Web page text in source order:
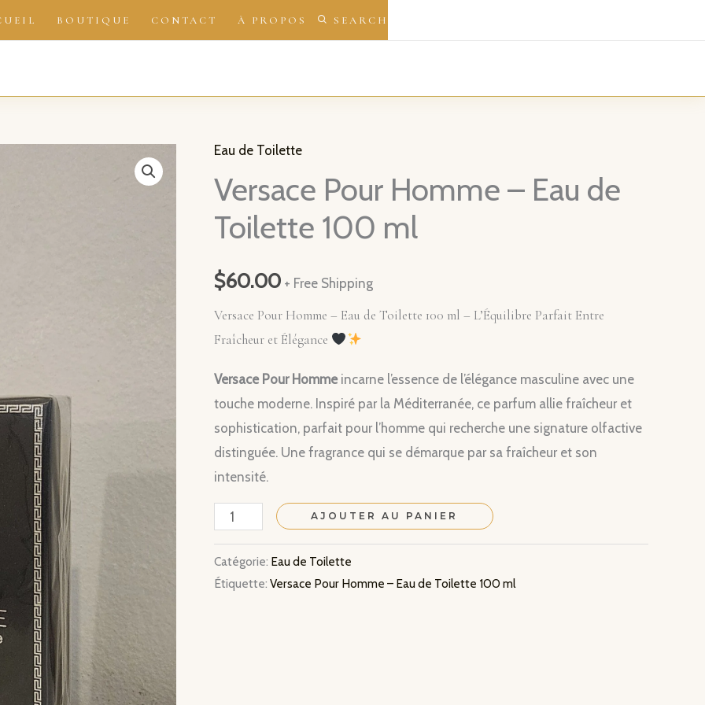
BOUTIQUE CONTACT À PROPOS SEARCH
Eau de Toilette
Versace Pour Homme – Eau de
Toilette 100 ml
$60.00 + Free Shipping
Versace Pour Homme – Eau de Toilette 100 ml – L’Équilibre Parfait Entre
Fraîcheur et Élégance
Versace Pour Hommeincarne l’essence de l’élégance masculine avec une
touche moderne. Inspiré par la Méditerranée, ce parfum allie fraîcheur et
sophistication, parfait pour l’homme qui recherche une signature olfactive
distinguée. Une fragrance qui se démarque par sa fraîcheur et son
intensité.
quantité
Versace
Pour
AJOUTER AU PANIER
Catégorie: Eau de Toilette
Étiquette: Versace Pour Homme – Eau de Toilette 100 ml